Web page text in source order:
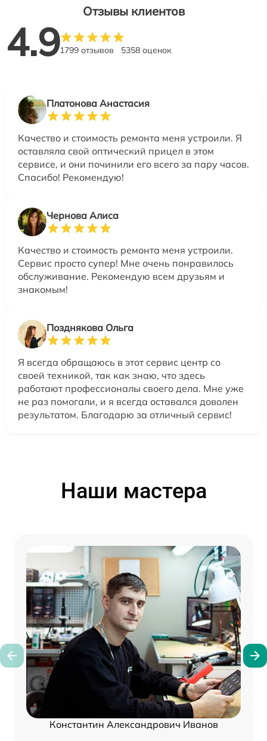
Отзывы клиентов
4.91799 отзывов 5358 оценок
Платонова Анастасия
Качество и стоимость ремонта меня устроили. Я
оставляла свой оптический прицел в этом
сервисе, и они починили его всего за пару часов.
Спасибо! Рекомендую!
Чернова Алиса
Качество и стоимость ремонта меня устроили.
Сервис просто супер! Мне очень понравилось
обслуживание. Рекомендую всем друзьям и
знакомым!
Позднякова Ольга
Я всегда обращаюсь в этот сервис центр со
своей техникой, так как знаю, что здесь
работают профессионалы своего дела. Мне уже
не раз помогали, и я всегда оставался доволен
результатом. Благодарю за отличный сервис!
Наши мастера
Константин Александрович Иванов